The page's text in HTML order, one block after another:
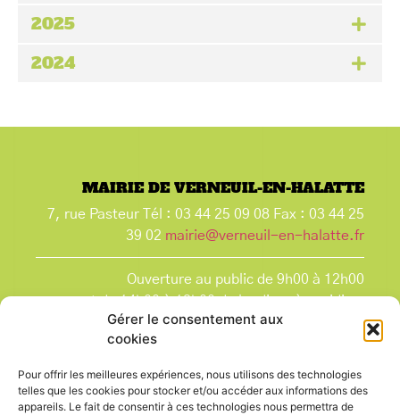
Gérer le consentement aux
cookies
Pour offrir les meilleures expériences, nous utilisons des technologies
telles que les cookies pour stocker et/ou accéder aux informations des
appareils. Le fait de consentir à ces technologies nous permettra de
2025
2024
MAIRIE DE VERNEUIL-EN-HALATTE
7, rue Pasteur Tél : 03 44 25 09 08 Fax : 03 44 25
39 02 mairie@verneuil-en-halatte.fr
Ouverture au public de 9h00 à 12h00
et de 14h00 à 18h00 du lundi après-midi au
vendredi,
et le samedi de 9h00 à 12h00.
que les jours fériés.